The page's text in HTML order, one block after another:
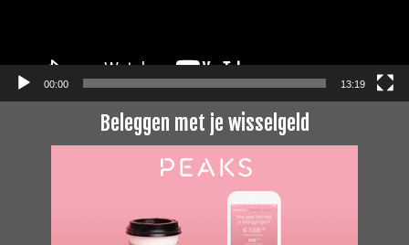
00:00 13:19
Beleggen met je wisselgeld